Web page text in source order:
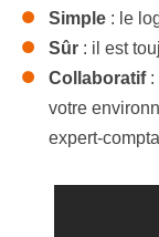
Simple : le
Sûr : il est
Collaboratif:
votre
expert-